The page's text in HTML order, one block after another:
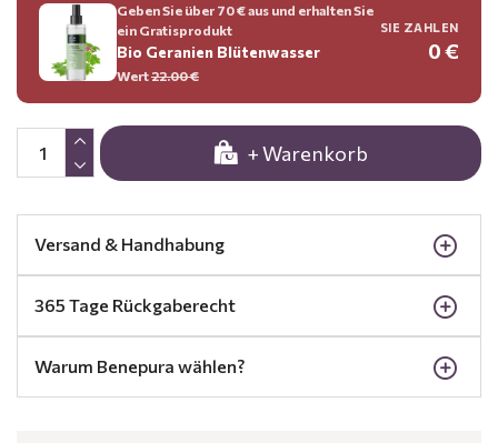
+ Warenkorb
Geben Sie über 70 € aus und erhalten Sie
ein Gratisprodukt
Bio Geranien Blütenwasser
Wert22.00 €
SIE ZAHLEN
0 €
Versand & Handhabung
365 Tage Rückgaberecht
Warum Benepura wählen?